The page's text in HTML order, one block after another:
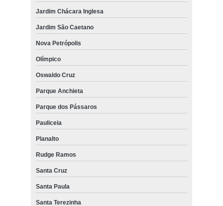
Jardim Chácara Inglesa
Jardim São Caetano
Nova Petrópolis
Olímpico
Oswaldo Cruz
Parque Anchieta
Parque dos Pássaros
Pauliceia
Planalto
Rudge Ramos
Santa Cruz
Santa Paula
Santa Terezinha